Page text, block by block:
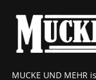
MUCKE UND